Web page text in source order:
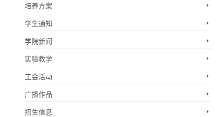
培养方案
学生通知
学院新闻
实验教学
工会活动
广播作品
招生信息